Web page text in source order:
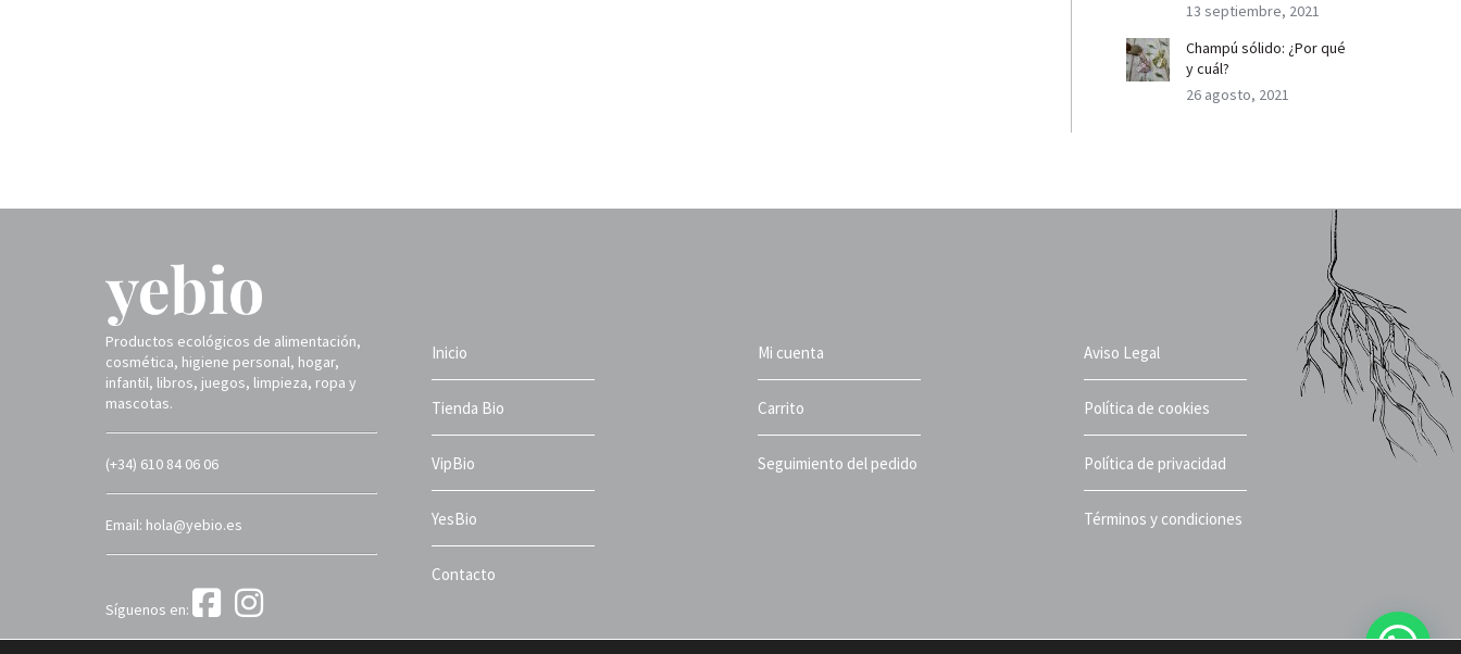
13 septiembre, 2021
Champú sólido: ¿Por qué
y cuál?
26 agosto, 2021
Productos ecológicos de alimentación,
cosmética, higiene personal, hogar,
infantil, libros, juegos, limpieza, ropa y
mascotas.
(+34) 610 84 06 06
Email: hola@yebio.es
Síguenos en:
Inicio
Tienda Bio
VipBio
YesBio
Contacto
Mi cuenta
Carrito
Seguimiento del pedido
Aviso Legal
Política de cookies
Política de privacidad
Términos y condiciones